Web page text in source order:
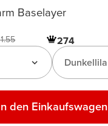
Baselayer
274
Dunkellila
den Einkaufswagen